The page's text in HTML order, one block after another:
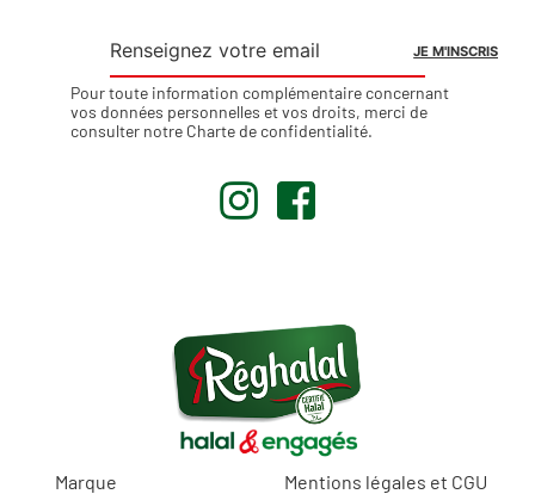
Marque
Mentions légales et CGU
Pour toute information complémentaire concernant
vos données personnelles et vos droits, merci de
consulter notre Charte de confidentialité.
. .